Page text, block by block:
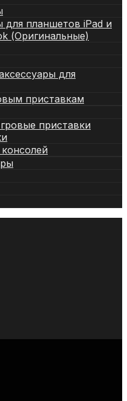
для планшетов iPad и
(Оригинальные)
для
приставкам
приставки